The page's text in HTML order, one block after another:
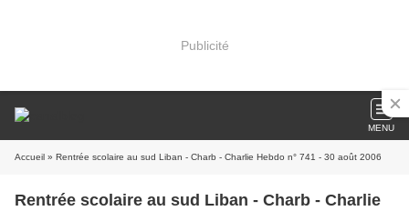
Publicité
MENU
Accueil » Rentrée scolaire au sud Liban - Charb - Charlie Hebdo n° 741 - 30 août 2006
Rentrée scolaire au sud Liban - Charb - Charlie